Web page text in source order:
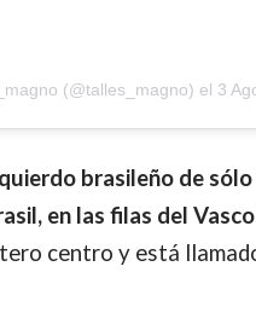
(@talles_magno) el 3 Ago,
brasileño de sólo
en las filas del
centro y está